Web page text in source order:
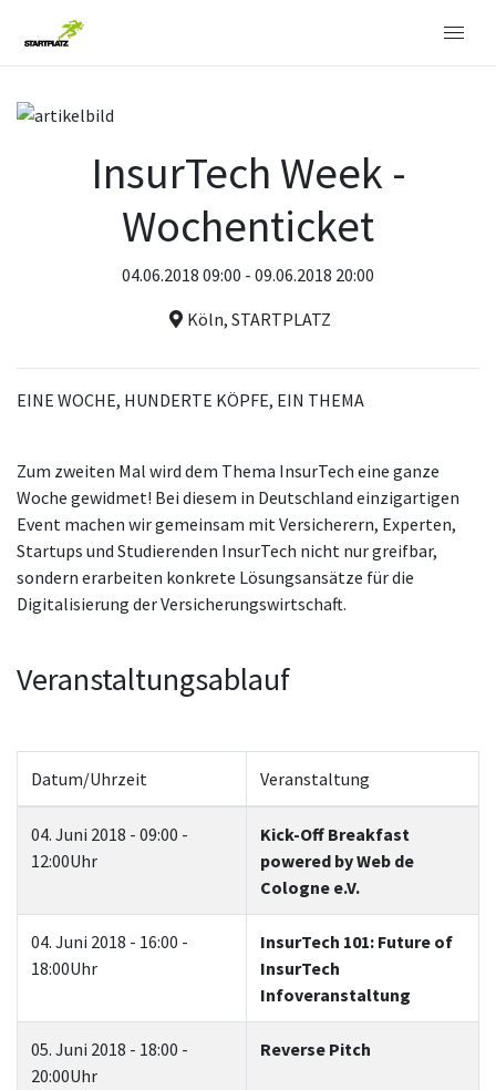
InsurTech Week -
Wochenticket
04.06.2018 09:00 - 09.06.2018 20:00
Köln, STARTPLATZ
EINE WOCHE, HUNDERTE KÖPFE, EIN THEMA
Zum zweiten Mal wird dem Thema InsurTech eine ganze
Woche gewidmet! Bei diesem in Deutschland einzigartigen
Event machen wir gemeinsam mit Versicherern, Experten,
Startups und Studierenden InsurTech nicht nur greifbar,
sondern erarbeiten konkrete Lösungsansätze für die
Digitalisierung der Versicherungswirtschaft.
Veranstaltungsablauf
Datum/Uhrzeit Veranstaltung
04. Juni 2018 - 09:00 -
12:00Uhr
Kick-Off Breakfast
powered by Web de
Cologne e.V.
04. Juni 2018 - 16:00 -
18:00Uhr
InsurTech 101: Future of
InsurTech
Infoveranstaltung
05. Juni 2018 - 18:00 -
20:00Uhr
Reverse Pitch